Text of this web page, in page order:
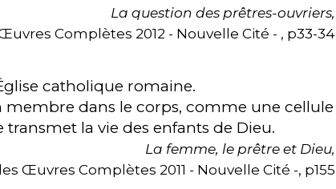
La question des prêtres-ouvriers,
Complètes 2012 - Nouvelle Cité - , p33-34
catholique romaine.
membre dans le corps, comme une cellule
la vie des enfants de Dieu.
La femme, le prêtre et Dieu,
Œuvres Complètes 2011 - Nouvelle Cité -, p155